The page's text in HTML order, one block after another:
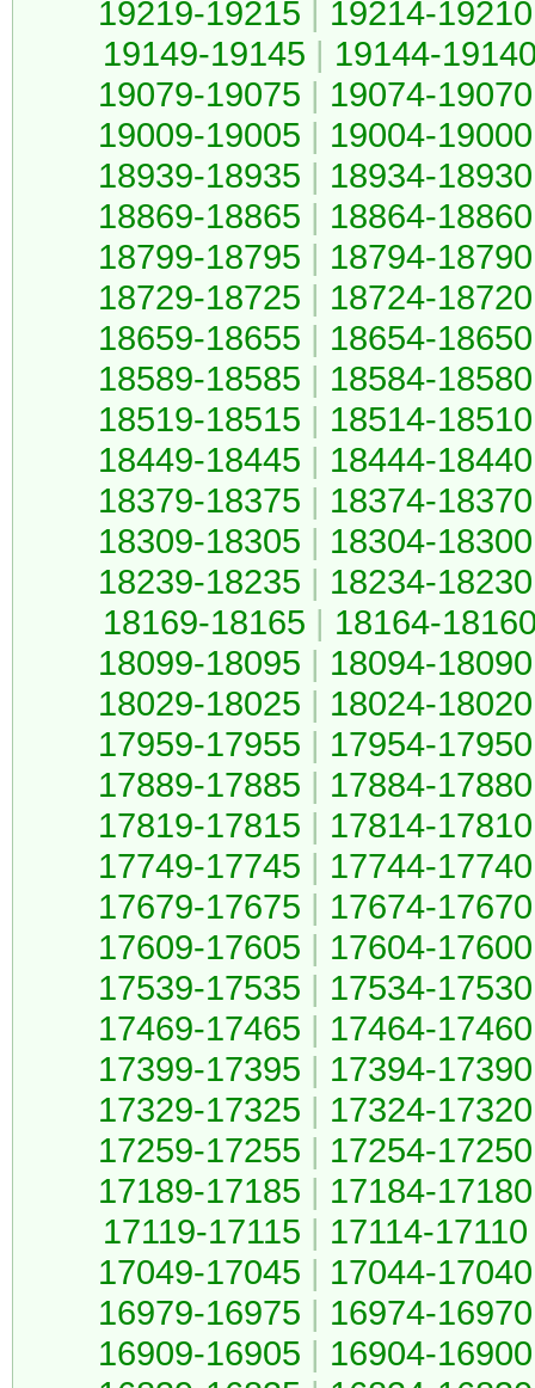
19219-19215
19214-19210
19149-19145 | 19144-
19079-19075 | 19074-19070
19009-19005 | 19004-19000
18939-18935 | 18934-18930
18869-18865 | 18864-18860
18799-18795 | 18794-18790
18729-18725 | 18724-18720
18659-18655 | 18654-18650
18589-18585 | 18584-18580
18519-18515 | 18514-18510
18449-18445 | 18444-18440
18379-18375 | 18374-18370
18309-18305 | 18304-18300
18239-18235 | 18234-18230
18169-18165 | 18164-
18099-18095 | 18094-18090
18029-18025 | 18024-18020
17959-17955 | 17954-17950
17889-17885 | 17884-17880
17819-17815 | 17814-17810
17749-17745 | 17744-17740
17679-17675 | 17674-17670
17609-17605 | 17604-17600
17539-17535 | 17534-17530
17469-17465 | 17464-17460
17399-17395 | 17394-17390
17329-17325 | 17324-17320
17259-17255 | 17254-17250
17189-17185 | 17184-17180
17119-17115 | 17114-17110
17049-17045 | 17044-17040
16979-16975 | 16974-16970
16909-16905 | 16904-16900